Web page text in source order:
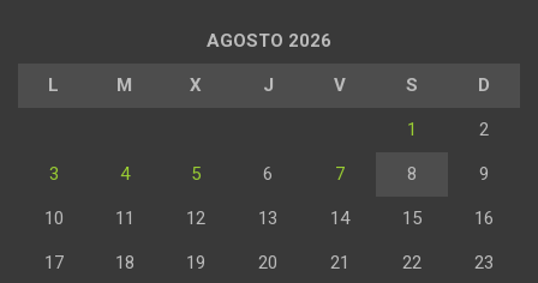
AGOSTO 2026
L M X J V S D
1 2
3 4 5 6 7 8 9
10 11 12 13 14 15 16
17 18 19 20 21 22 23